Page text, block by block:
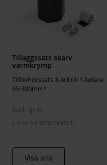
Tilläggssats skarv
varmkrymp
Tillbehörssats 3-led till 1-ledare
95-300mm²
Kod: SJE45
GTIN: 6438100300142
Visa alla